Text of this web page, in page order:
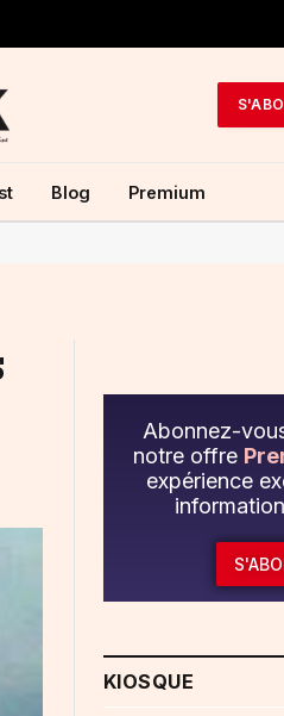
Blog Premium
Abonnez-
notre offre
expérience
KIOSQUE